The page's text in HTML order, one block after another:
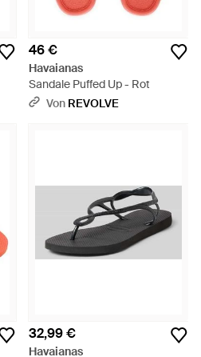
46 €
Havaianas
Sandale Puffed Up - Rot
Von REVOLVE
32,99 €
Havaianas